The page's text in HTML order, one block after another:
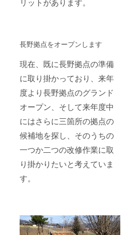
リットがあります。
長野拠点をオープンします
現在、既に長野拠点の準備
に取り掛かっており、来年
度より長野拠点のグランド
オープン、そして来年度中
にはさらに三箇所の拠点の
候補地を探し、そのうちの
一つか二つの改修作業に取
り掛かりたいと考えていま
す。